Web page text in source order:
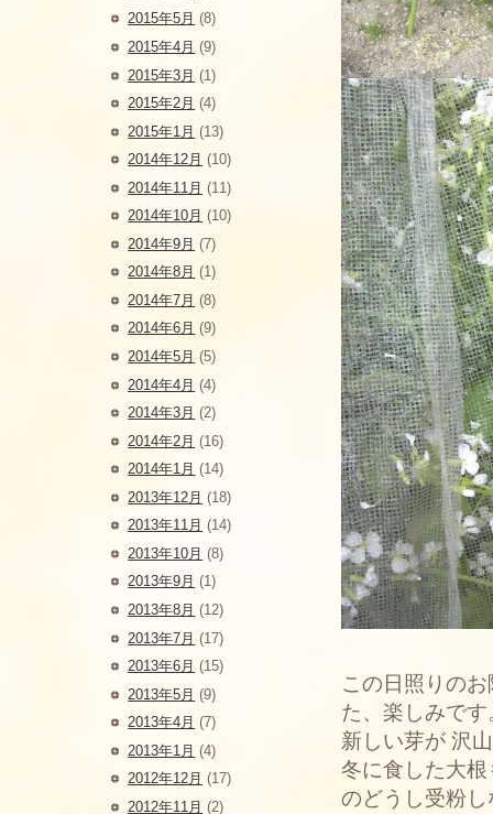
この日照りの
た、楽しみで
新しい芽が 沢
冬に食した大
のどうし受粉
2015年5月 (8)
2015年4月 (9)
2015年3月 (1)
2015年2月 (4)
2015年1月 (13)
2014年12月 (10)
2014年11月 (11)
2014年10月 (10)
2014年9月 (7)
2014年8月 (1)
2014年7月 (8)
2014年6月 (9)
2014年5月 (5)
2014年4月 (4)
2014年3月 (2)
2014年2月 (16)
2014年1月 (14)
2013年12月 (18)
2013年11月 (14)
2013年10月 (8)
2013年9月 (1)
2013年8月 (12)
2013年7月 (17)
2013年6月 (15)
2013年5月 (9)
2013年4月 (7)
2013年1月 (4)
2012年12月 (17)
2012年11月 (2)